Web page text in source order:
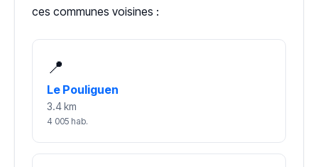
ces communes voisines :
📍
Le Pouliguen
3.4 km
4 005 hab.